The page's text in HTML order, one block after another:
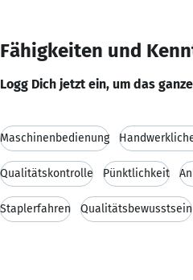
Fähigkeiten und
Logg Dich jetzt ein, um das
Maschinenbedienung
Qualitätskontrolle Pünktlichkeit
Staplerfahren Qualitätsbewusstsein